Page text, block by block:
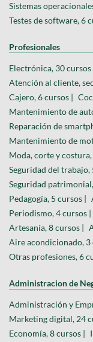
Sistemas
Testes de software, 6
Profesionales
Electrónica, 30 cursos
Atención al cliente,
Cajero, 6 cursos |
Mantenimiento de
Reparación de
Mantenimiento de
Moda, corte y
Seguridad del trabajo,
Seguridad
Pedagogía, 5 cursos |
Periodismo, 4 cursos |
Artesanía, 8 cursos |
Aire acondicionado, 3
Otras profesiones, 6
Administracion de
Administración y
Marketing digital, 24
Economía, 8 cursos |